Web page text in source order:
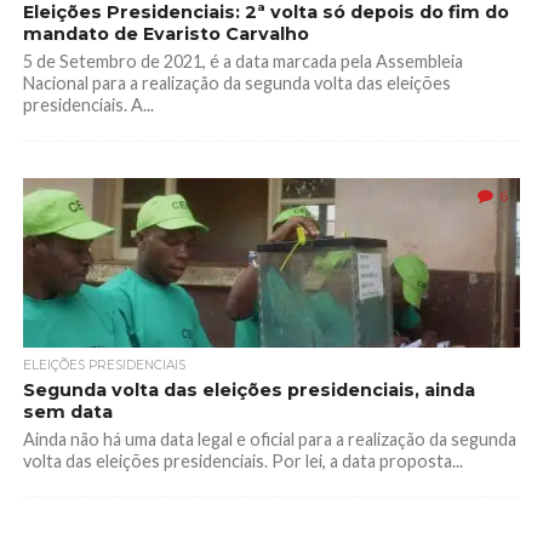
Eleições Presidenciais: 2ª volta só depois do fim do
mandato de Evaristo Carvalho
5 de Setembro de 2021, é a data marcada pela Assembleia
Nacional para a realização da segunda volta das eleições
presidenciais. A...
6
ELEIÇÕES PRESIDENCIAIS
Segunda volta das eleições presidenciais, ainda
sem data
Ainda não há uma data legal e oficial para a realização da segunda
volta das eleições presidenciais. Por lei, a data proposta...